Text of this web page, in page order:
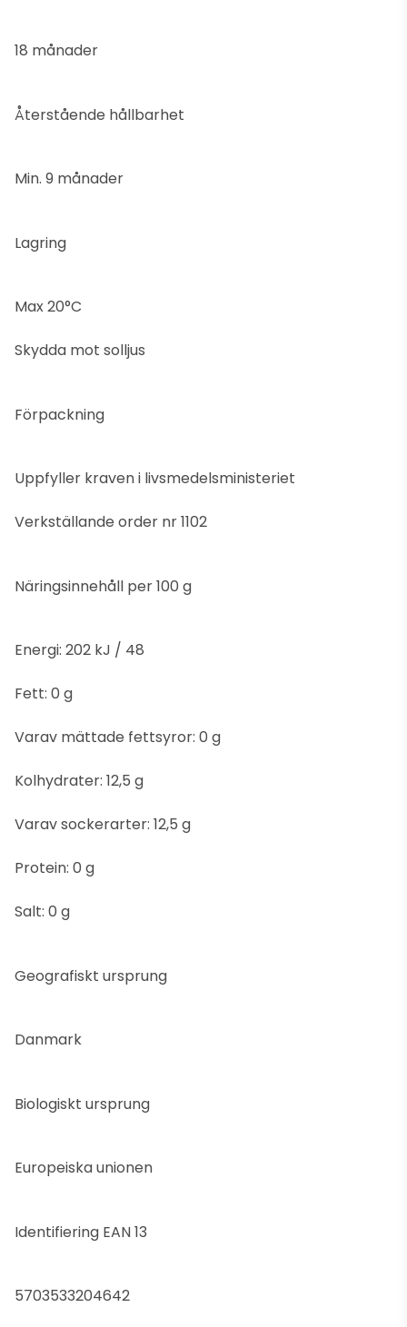
18 månader
Återstående hållbarhet
Min. 9 månader
Lagring
Max 20°C
Skydda mot solljus
Förpackning
Uppfyller kraven i livsmedelsministeriet
Verkställande order nr 1102
Näringsinnehåll per 100 g
Energi: 202 kJ / 48
Fett: 0 g
Varav mättade fettsyror: 0 g
Kolhydrater: 12,5 g
Varav sockerarter: 12,5 g
Protein: 0 g
Salt: 0 g
Geografiskt ursprung
Danmark
Biologiskt ursprung
Europeiska unionen
Identifiering EAN 13
5703533204642